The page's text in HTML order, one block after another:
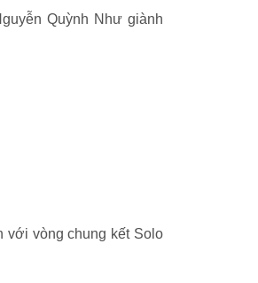
Quỳnh Như giành
với vòng chung kết Solo